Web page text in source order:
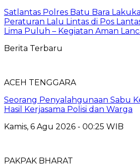
Satlantas Polres Batu Bara
Peraturan Lalu Lintas di Pos
Lima Puluh – Kegiatan Aman
Berita Terbaru
ACEH TENGGARA
Seorang Penyalahgunaan Sabu
Hasil Kerjasama Polisi dan Warga
Kamis, 6 Agu 2026 - 00:25 WIB
PAKPAK BHARAT